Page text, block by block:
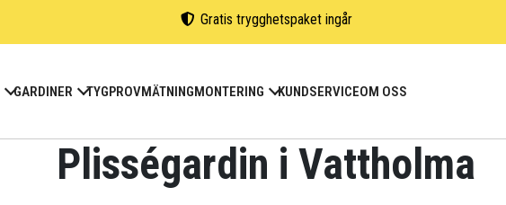
Gratis trygghetspaket ingår
GARDINER TYGPROVMÄTNINGMONTERING KUNDSERVICEOM OSS
Plisségardin i Vattholma